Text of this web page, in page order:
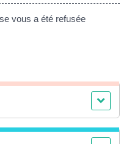
vous a été refusée